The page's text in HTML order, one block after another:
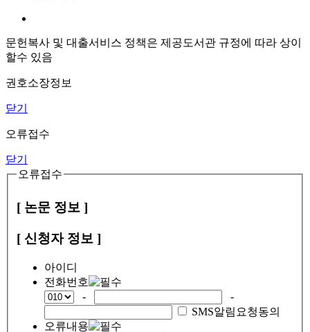
문헌복사 및 대출서비스 정책은 제공도서관 규정에 따라 상이
할수 있음
권호소장정보
닫기
오류접수
닫기
오류접수
[ 논문 정보 ]
[ 신청자 정보 ]
아이디
전화번호
-
-
SMS알림요청동의
오류내용